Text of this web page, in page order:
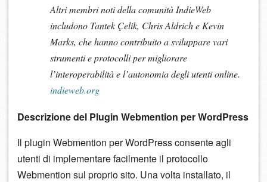
Altri membri noti della comunità IndieWeb
includono Tantek Çelik, Chris Aldrich e Kevin
Marks, che hanno contribuito a sviluppare vari
strumenti e protocolli per migliorare
l’interoperabilità e l’autonomia degli utenti online.
indieweb.org
Descrizione del Plugin Webmention per WordPress
Il plugin Webmention per WordPress consente agli
utenti di implementare facilmente il protocollo
Webmention sul proprio sito. Una volta installato, il